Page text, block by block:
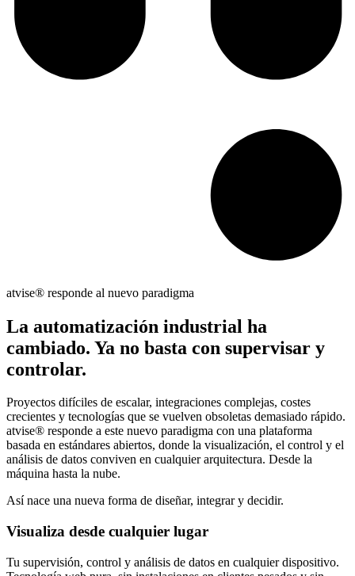
atvise® responde al nuevo paradigma
La automatización industrial ha
cambiado. Ya no basta con supervisar y
controlar.
Proyectos difíciles de escalar, integraciones complejas, costes
crecientes y tecnologías que se vuelven obsoletas demasiado rápido.
atvise® responde a este nuevo paradigma con una plataforma
basada en estándares abiertos, donde la visualización, el control y el
análisis de datos conviven en cualquier arquitectura. Desde la
máquina hasta la nube.
Así nace una nueva forma de diseñar, integrar y decidir.
Visualiza desde cualquier lugar
Tu supervisión, control y análisis de datos en cualquier dispositivo.